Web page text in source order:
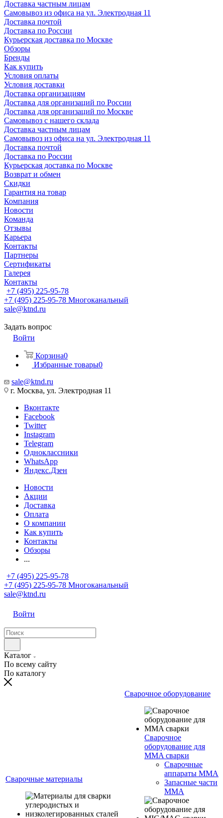
Доставка частным лицам
Самовывоз из офиса на ул. Электродная 11
Доставка почтой
Доставка по России
Курьерская доставка по Москве
Обзоры
Бренды
Как купить
Условия оплаты
Условия доставки
Доставка организациям
Доставка для организаций по России
Доставка для организаций по Москве
Самовывоз с нашего склада
Доставка частным лицам
Самовывоз из офиса на ул. Электродная 11
Доставка почтой
Доставка по России
Курьерская доставка по Москве
Возврат и обмен
Скидки
Гарантия на товар
Компания
Новости
Команда
Отзывы
Карьера
Контакты
Партнеры
Сертификаты
Галерея
Контакты
+7 (495) 225-95-78
+7 (495) 225-95-78 Многоканальный
sale@ktnd.ru
Задать вопрос
Войти
Корзина0
Избранные товары0
sale@ktnd.ru
г. Москва, ул. Электродная 11
Вконтакте
Facebook
Twitter
Instagram
Telegram
Одноклассники
WhatsApp
Яндекс.Дзен
Новости
Акции
Доставка
Оплата
О компании
Как купить
Контакты
Обзоры
...
+7 (495) 225-95-78
+7 (495) 225-95-78 Многоканальный
sale@ktnd.ru
Войти
Каталог
По всему сайту
По каталогу
Сварочные материалы
Сварочное оборудование
Сварочное
оборудование для
MMA сварки
Сварочные
аппараты MMA
Запасные части
MMA